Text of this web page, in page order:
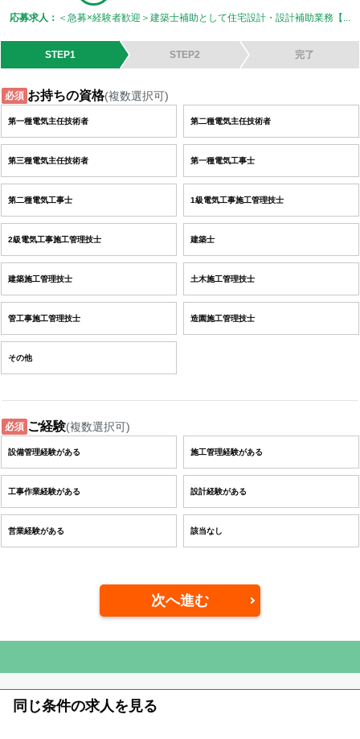
応募求人： ＜急募×経験者歓迎＞建築士補助として住宅設計・設計補助業務【...
STEP1 STEP2 完了
必須 お持ちの資格(複数選択可)
第一種電気主任技術者 第二種電気主任技術者
第三種電気主任技術者 第一種電気工事士
第二種電気工事士 1級電気工事施工管理技士
2級電気工事施工管理技士 建築士
建築施工管理技士 土木施工管理技士
管工事施工管理技士 造園施工管理技士
その他
必須 ご経験(複数選択可)
設備管理経験がある 施工管理経験がある
工事作業経験がある 設計経験がある
営業経験がある 該当なし
次へ進む
同じ条件の求人を見る